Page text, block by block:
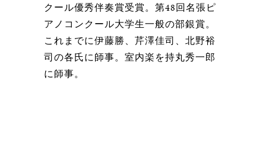
クール優秀伴奏賞受賞。第48回名張ピ
アノコンクール大学生一般の部銀賞。
これまでに伊藤勝、芹澤佳司、北野裕
司の各氏に師事。室内楽を持丸秀一郎
に師事。